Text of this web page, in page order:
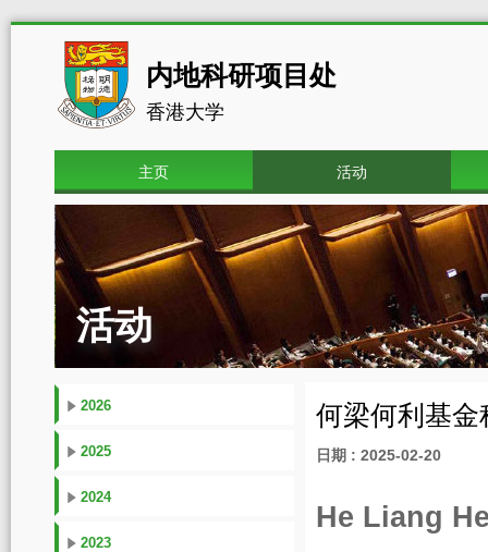
内地科研项目处
香港大学
主页 活动
活动
2026
2025
2024
2023
何梁何利基
日期 : 2025-02-20
He Liang